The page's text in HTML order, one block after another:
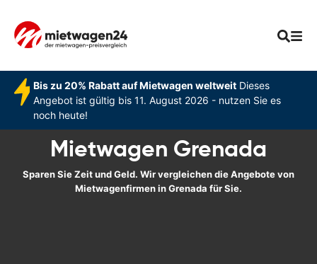
Bis zu 20% Rabatt auf Mietwagen weltweitDieses
Angebot ist gültig bis 11. August 2026 - nutzen Sie es
noch heute!
Mietwagen Grenada
Sparen Sie Zeit und Geld. Wir vergleichen die Angebote von
Mietwagenfirmen in Grenada für Sie.